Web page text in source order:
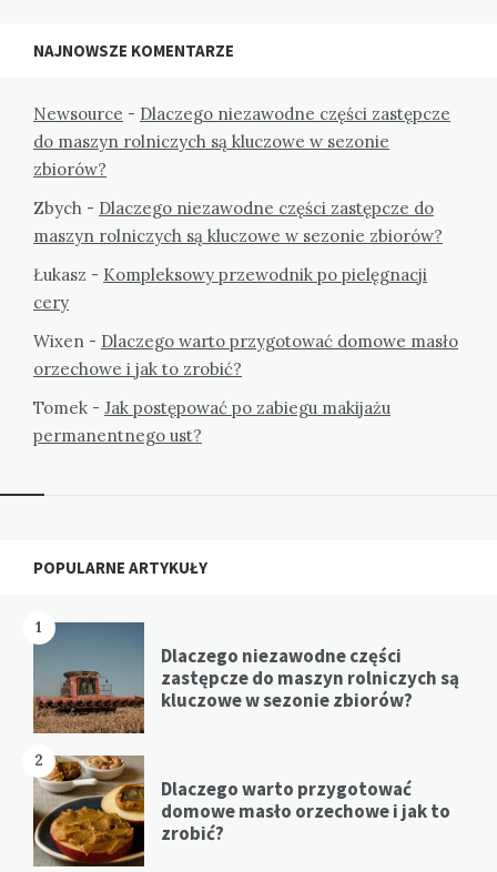
NAJNOWSZE KOMENTARZE
Newsource - Dlaczego niezawodne części zastępcze
do maszyn rolniczych są kluczowe w sezonie
zbiorów?
Zbych - Dlaczego niezawodne części zastępcze do
maszyn rolniczych są kluczowe w sezonie zbiorów?
Łukasz - Kompleksowy przewodnik po pielęgnacji
cery
Wixen - Dlaczego warto przygotować domowe masło
orzechowe i jak to zrobić?
Tomek - Jak postępować po zabiegu makijażu
permanentnego ust?
Widgets
POPULARNE ARTYKUŁY
1
Dlaczego niezawodne części
zastępcze do maszyn rolniczych są
kluczowe w sezonie zbiorów?
2
Dlaczego warto przygotować
domowe masło orzechowe i jak to
zrobić?